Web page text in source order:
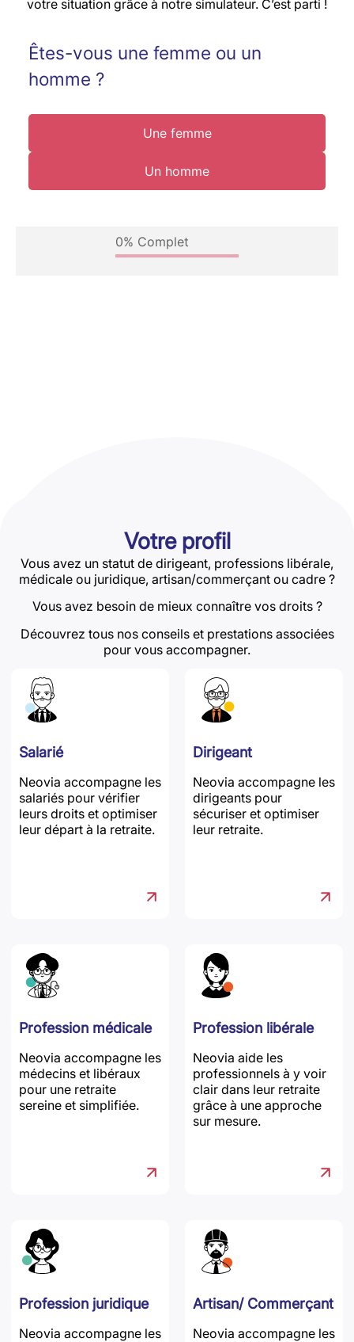
votre situation grâce à notre simulateur. C’est parti !
Votre profil
Vous avez un statut de dirigeant, professions libérale,
médicale ou juridique, artisan/commerçant ou cadre ?
Vous avez besoin de mieux connaître vos droits ?
Découvrez tous nos conseils et prestations associées
pour vous accompagner.
Salarié
Neovia accompagne les
salariés pour vérifier
leurs droits et optimiser
leur départ à la retraite.
Dirigeant
Neovia accompagne les
dirigeants pour
sécuriser et optimiser
leur retraite.
Profession médicale
Neovia accompagne les
médecins et libéraux
pour une retraite
sereine et simplifiée.
Profession libérale
Neovia aide les
professionnels à y voir
clair dans leur retraite
grâce à une approche
sur mesure.
Profession juridique
Neovia accompagne les
Artisan/ Commerçant
Neovia accompagne les